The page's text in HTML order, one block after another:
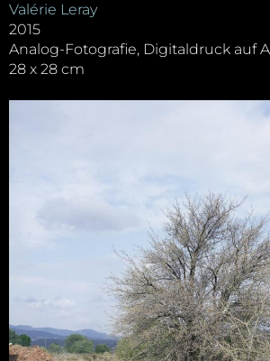
Valérie Leray
2015
Analog-Fotografie, Digitaldruck auf
28 x 28 cm